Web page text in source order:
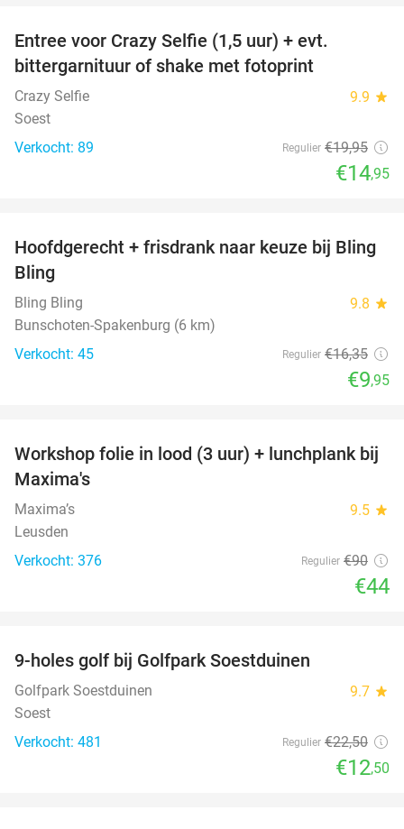
Entree voor Crazy Selfie (1,5 uur) + evt.
bittergarnituur of shake met fotoprint
Crazy Selfie 9.9 star
Soest
Verkocht: 89
Regulier €19,95
€14,95
39%
Hoofdgerecht + frisdrank naar keuze bij Bling
Bling
Bling Bling 9.8 star
Bunschoten-Spakenburg (6 km)
Verkocht: 45
Regulier €16,35
€9,95
51%
Workshop folie in lood (3 uur) + lunchplank bij
Maxima's
Maxima’s 9.5 star
Leusden
Verkocht: 376
Regulier €90
€44
9-holes golf bij Golfpark Soestduinen
Golfpark Soestduinen 9.7 star
Soest
Verkocht: 481
Regulier €22,50
€12,50